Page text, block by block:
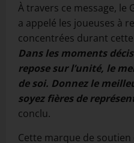
À travers ce message, le
a appelé les joueuses à
concentrées durant
Dans les moments
repose sur l’unité, le
de soi. Donnez le
soyez fières de
conclu.
Cette marque de soutien